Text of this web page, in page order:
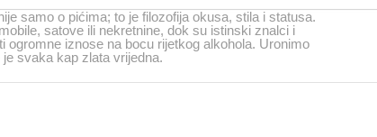
samo o pićima; to je filozofija okusa, stila i statusa.
satove ili nekretnine, dok su istinski znalci i
ogromne iznose na bocu rijetkog alkohola. Uronimo
svaka kap zlata vrijedna.